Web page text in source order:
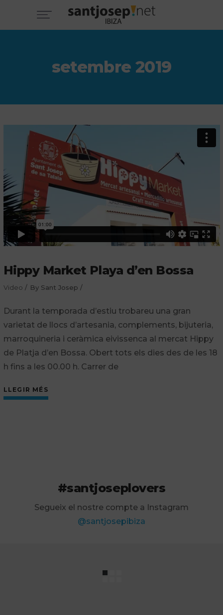
setembre 2019
Hippy Market Playa d’en Bossa
Video By Sant Josep
Durant la temporada d’estiu trobareu una gran
varietat de llocs d’artesania, complements, bijuteria,
marroquineria i ceràmica eivissenca al mercat Hippy
de Platja d’en Bossa. Obert tots els dies des de les 18
h fins a les 00.00 h. Carrer de
LLEGIR MÉS
#santjoseplovers
Segueix el nostre compte a Instagram
@santjosepibiza